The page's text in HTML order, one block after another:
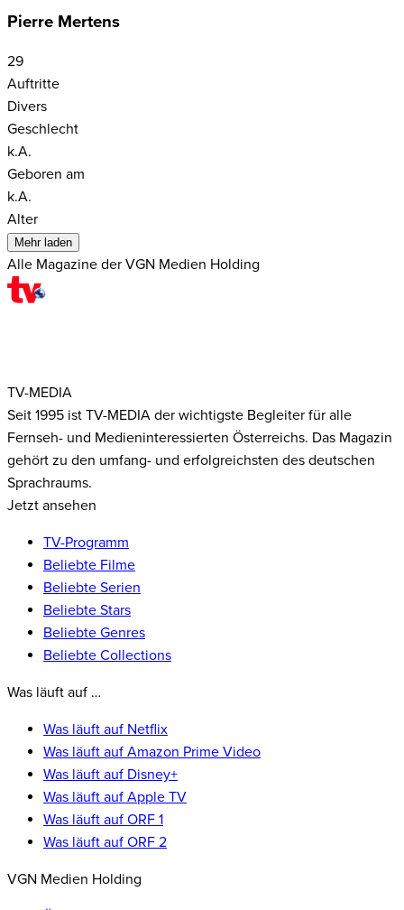
Pierre Mertens
29
Auftritte
Divers
Geschlecht
k.A.
Geboren am
k.A.
Alter
Mehr laden
Alle Magazine der VGN Medien Holding
TV-MEDIA
Seit 1995 ist TV-MEDIA der wichtigste Begleiter für alle
Fernseh- und Medieninteressierten Österreichs. Das Magazin
gehört zu den umfang- und erfolgreichsten des deutschen
Sprachraums.
Jetzt ansehen
TV-Programm
Beliebte Filme
Beliebte Serien
Beliebte Stars
Beliebte Genres
Beliebte Collections
Was läuft auf …
Was läuft auf Netflix
Was läuft auf Amazon Prime Video
Was läuft auf Disney+
Was läuft auf Apple TV
Was läuft auf ORF 1
Was läuft auf ORF 2
VGN Medien Holding